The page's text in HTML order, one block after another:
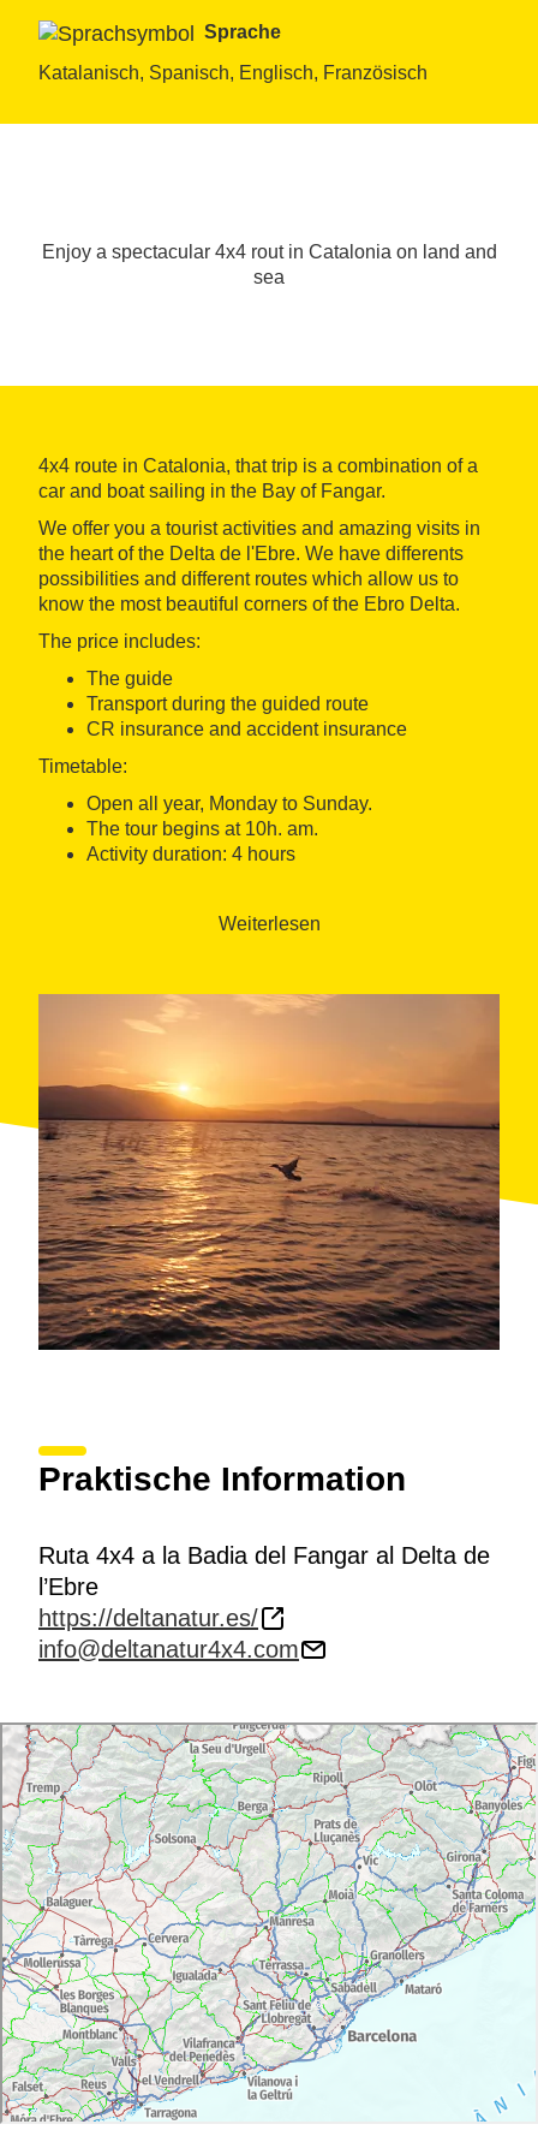
Sprache
Katalanisch, Spanisch, Englisch, Französisch
Enjoy a spectacular 4x4 rout in Catalonia on land and
sea
4x4 route in Catalonia, that trip is a combination of a
car and boat sailing in the Bay of Fangar.
We offer you a tourist activities and amazing visits in
the heart of the Delta de l'Ebre. We have differents
possibilities and different routes which allow us to
know the most beautiful corners of the Ebro Delta.
The price includes:
The guide
Transport during the guided route
CR insurance and accident insurance
Timetable:
Open all year, Monday to Sunday.
The tour begins at 10h. am.
Activity duration: 4 hours
Meeting Point: The Darwing Beach Promenade
Accessibility: Activity not accessible to people in
wheelchairs or with limited mobility.
Weiterlesen
Praktische Information
Ruta 4x4 a la Badia del Fangar al Delta de
l’Ebre
https://deltanatur.es/
info@deltanatur4x4.com